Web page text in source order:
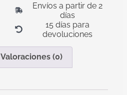
Envíos a partir de 2
días
15 días para
devoluciones
Valoraciones (0)